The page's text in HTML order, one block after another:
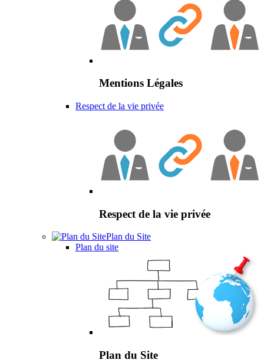
Mentions Légales
Respect de la vie privée
Respect de la vie privée
Plan du Site
Plan du site
Plan du Site